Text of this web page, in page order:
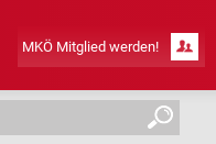
MKÖ Mitglied werden!